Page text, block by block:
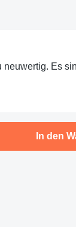
neuwertig. Es
In den